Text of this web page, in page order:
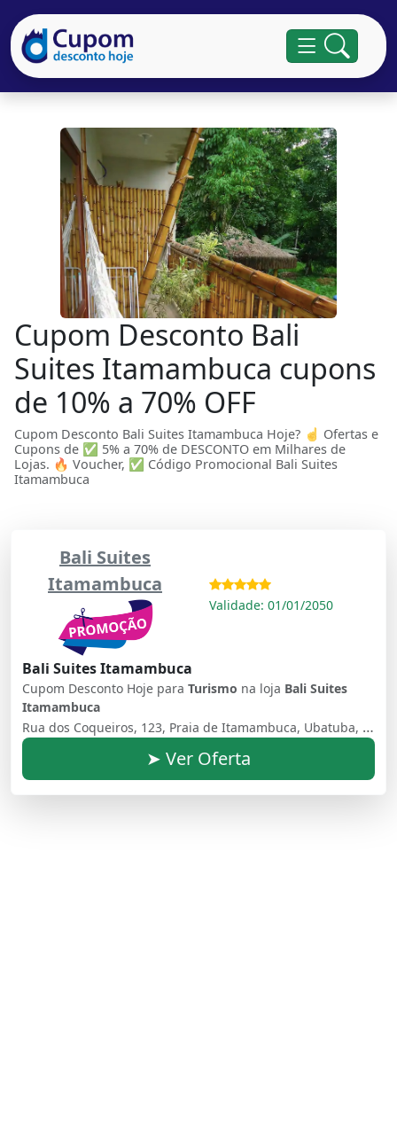
Cupom Desconto Bali
Suites Itamambuca cupons
de 10% a 70% OFF
Cupom Desconto Bali Suites Itamambuca Hoje? ☝ Ofertas e
Cupons de ✅ 5% a 70% de DESCONTO em Milhares de
Lojas. 🔥 Voucher, ✅ Código Promocional Bali Suites
Itamambuca
Bali Suites
Itamambuca
Validade: 01/01/2050
Bali Suites Itamambuca
Cupom Desconto Hoje para Turismo na loja Bali Suites
Itamambuca
Rua dos Coqueiros, 123, Praia de Itamambuca, Ubatuba, SP, 11680-000, Brasil
➤ Ver Oferta